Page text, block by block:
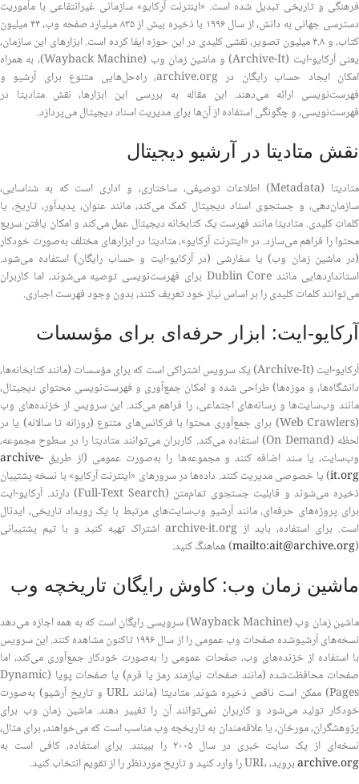
فرهنگی و تاریخی تبدیل شده است. «اینترنت آرکایو» سازمانی غیرانتفاعی با مأموریت
دسترسی جهانی به دانش، از سال ۱۹۹۶ با ذخیره بیش از ۸۳۵ میلیارد صفحه وب، ۴۴ میلیون
کتاب، و ۴.۸ میلیون تصویر، نقشی کلیدی در این حوزه ایفا کرده است. ابزارهای این سازمان،
یعنی آرکایو-ایت (Archive-It) و ماشین زمان وب (Wayback Machine)، به همراه
امکان ایجاد حساب رایگان در archive.org، راه‌حل‌هایی متنوع برای آرشیو و
فهرست‌نویسی ارائه می‌دهند. این مقاله به بررسی این ابزارها، نقش متادیتا در
فهرست‌نویسی، و چگونگی استفاده از آن‌ها برای مدیریت اسناد دیجیتال می‌پردازد.
نقش متادیتا در آرشیو دیجیتال
متادیتا (Metadata) اطلاعات توصیفی، ساختاری، و اداری است که به شناسایی،
سازمان‌دهی، و جستجوی اسناد دیجیتال کمک می‌کند، مانند عنوان، پدیدآور، تاریخ، یا
کلمات کلیدی. متادیتا مانند فهرست یک کتابخانه دیجیتال عمل می‌کند و امکان یافتن سریع
محتوا را فراهم می‌سازد. در «اینترنت آرکایو»، متادیتا در ابزارهای مختلف به‌صورت خودکار
(در ماشین زمان وب) یا سفارشی (در آرکایو-ایت و حساب رایگان) استفاده می‌شود.
استانداردهایی مانند Dublin Core برای فهرست‌نویسی توصیه می‌شوند، اما کاربران
می‌توانند کلمات کلیدی را بر اساس نیاز خود تعریف کنند، بدون وجود فهرست اجباری.
آرکایو-ایت: ابزار حرفه‌ای برای مؤسسات
آرکایو-ایت (Archive-It) یک سرویس اشتراکی است که برای مؤسسات (مانند کتابخانه‌ها،
دانشگاه‌ها، و موزه‌ها) طراحی شده و امکان جمع‌آوری و فهرست‌نویسی محتوای دیجیتال،
مانند وب‌سایت‌ها و رسانه‌های اجتماعی، را فراهم می‌کند. این سرویس از خزنده‌های وب
(Web Crawlers) برای جمع‌آوری محتوا با فرکانس‌های متنوع (روزانه تا سالانه) یا در
لحظه (On Demand) استفاده می‌کند. کاربران می‌توانند متادیتا را در سطوح مجموعه،
وب‌سایت، یا سند اضافه کنند و مجموعه‌ها را به‌صورت عمومی (از طریق archive-
it.org) یا خصوصی مدیریت کنند. داده‌ها در سرورهای «اینترنت آرکایو» با نسخه پشتیبان
ذخیره می‌شوند و قابلیت جستجوی تمام‌متن (Full-Text Search) دارند. آرکایو-ایت
برای پروژه‌های حرفه‌ای، مانند آرشیو وب‌سایت‌های مرتبط با یک رویداد تاریخی، ایدئال
است. برای استفاده، باید از archive-it.org اشتراک تهیه کنید و با تیم پشتیبانی
(
mailto:ait@archive.org) هماهنگ کنید.
ماشین زمان وب: کاوش رایگان تاریخچه وب
ماشین زمان وب (Wayback Machine) سرویسی رایگان است که به همه اجازه می‌دهد
نسخه‌های آرشیو‌شده صفحات وب عمومی را از سال ۱۹۹۶ تاکنون مشاهده کنند. این سرویس
با استفاده از خزنده‌های وب، صفحات عمومی را به‌صورت خودکار جمع‌آوری می‌کند، اما
صفحات محافظت‌شده (مانند صفحات نیازمند رمز یا فرم) یا صفحات پویا (Dynamic
Pages) ممکن است ناقص ذخیره شوند. متادیتا (مانند URL و تاریخ آرشیو) به‌صورت
خودکار تولید می‌شود و کاربران نمی‌توانند آن را تغییر دهند. ماشین زمان وب برای
پژوهشگران، مورخان، یا علاقه‌مندان به تاریخچه وب مناسب است که می‌خواهند، برای مثال،
نسخه‌ای از یک سایت خبری در سال ۲۰۰۵ را ببینند. برای استفاده، کافی است به
archive.orgبروید، URL را وارد کنید و تاریخ موردنظر را از تقویم انتخاب کنید.